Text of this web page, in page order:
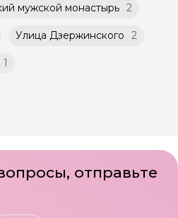
мужской монастырь 2
Улица Дзержинского 2
1
отправьте